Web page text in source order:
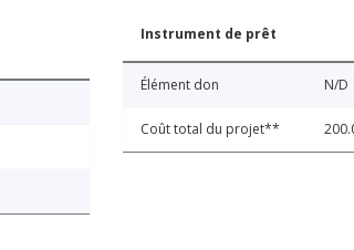
Instrument de prêt
Élément don N/D
Coût total du projet**